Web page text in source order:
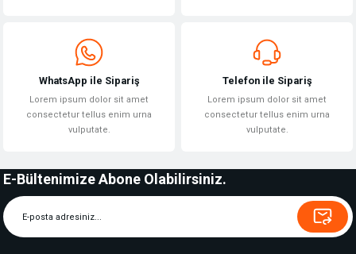
WhatsApp ile Sipariş
Lorem ipsum dolor sit amet
consectetur tellus enim urna
vulputate.
Telefon ile Sipariş
Lorem ipsum dolor sit amet
consectetur tellus enim urna
vulputate.
E-Bültenimize Abone Olabilirsiniz.